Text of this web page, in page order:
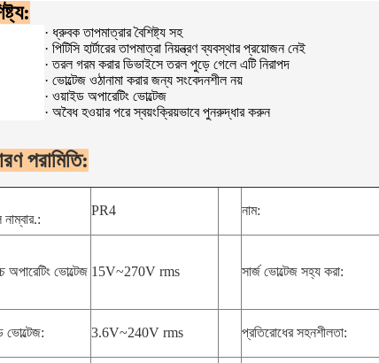
· ধ্রুবক তাপমাত্রার বৈশিষ্ট্য সহ
· পিটিসি হার্টারের তাপমাত্রা নিয়ন্ত্রণ ব্যবস্থার প্রয়োজন নেই
·তরল গরম করার ডিভাইসে তরল পুড়ে গেলে এটি নিরাপদ
· ভোল্টেজ ওঠানামা করার জন্য সংবেদনশীল নয়
· ওয়াইড অপারেটিং ভোল্টেজ
· অবৈধ হওয়ার পরে স্বয়ংক্রিয়ভাবে পুনরুদ্ধার করুন
পরামিতি:
PR4 নাম:
অপারেটিং ভোল্টেজ 15V~270V rms সার্জ ভোল্টেজ সহ্য করা:
ভোল্টেজ: 3.6V~240V rms প্রতিরোধের সহনশীলতা: